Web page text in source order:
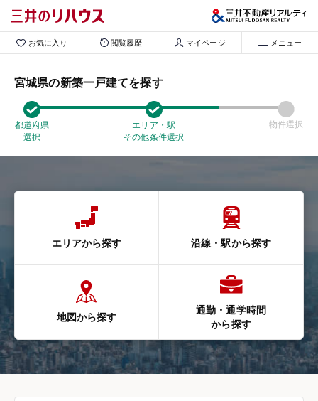
お気に入り 閲覧履歴 マイページ メニュー
宮城県の新築一戸建てを探す
都道府県
選択
エリア・駅
その他条件選択
物件選択
エリアから探す 沿線・駅から探す
地図から探す
通勤・通学時間
から探す